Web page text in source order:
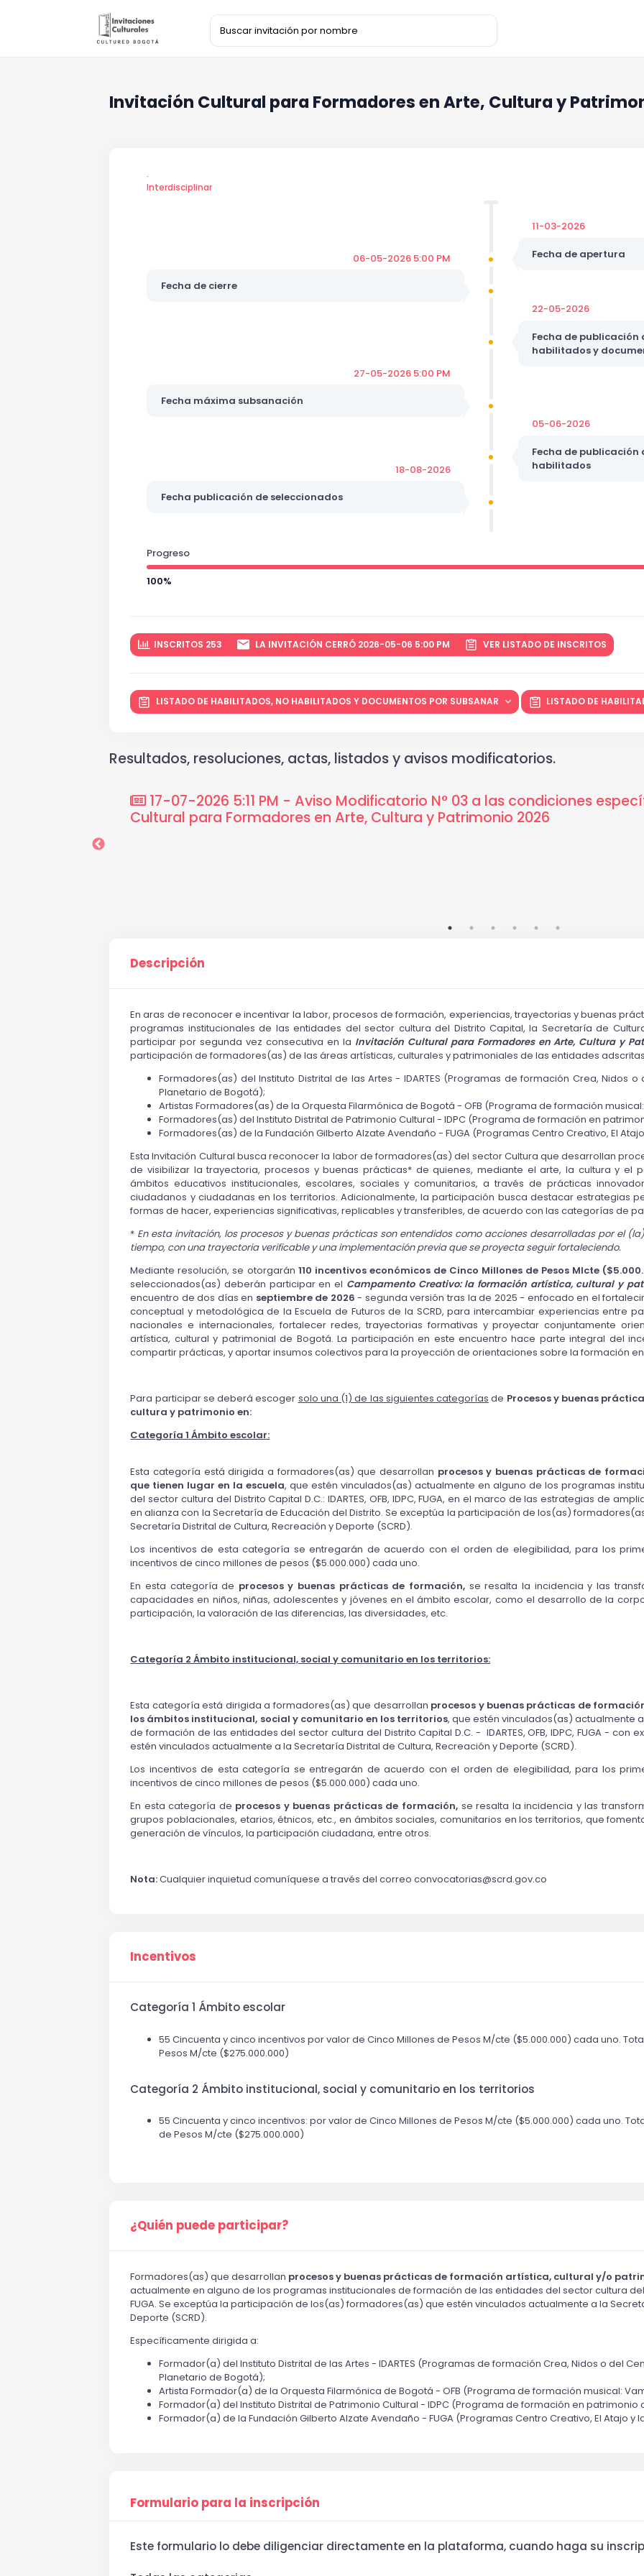
Invitación Cultural para Formadores en Arte, Cultura y
.
Interdisciplinar
11-03-2026
Fecha de apertura
06-05-2026 5:00 PM
Fecha de cierre
22-05-2026
Fecha de
habilitados y
27-05-2026 5:00 PM
Fecha máxima subsanación
05-06-2026
Fecha de
habilitados
18-08-2026
Fecha publicación de seleccionados
Progreso
100%
INSCRITOS 253 LA INVITACIÓN CERRÓ 2026-05-06 5:00 PM VER LISTADO DE INSCRITOS
LISTADO DE HABILITADOS, NO HABILITADOS Y DOCUMENTOS POR SUBSANAR LISTADO DE
Resultados, resoluciones, actas, listados y avisos modificatorios.
17-07-2026 5:11 PM - Aviso Modificatorio N° 03 a las condiciones
Cultural para Formadores en Arte, Cultura y Patrimonio 2026
Descripción
En aras de reconocer e incentivar la labor, procesos de formación, experiencias, trayectorias y buenas
programas institucionales de las entidades del sector cultura del Distrito Capital, la Secretaría de
participar por segunda vez consecutiva en la Invitación Cultural para Formadores en Arte, Cultura y
participación de formadores(as) de las áreas artísticas, culturales y patrimoniales de las entidades adscritas
Formadores(as) del Instituto Distrital de las Artes - IDARTES (Programas de formación Crea, Nidos
Planetario de Bogotá);
Artistas Formadores(as) de la Orquesta Filarmónica de Bogotá - OFB (Programa de formación
Formadores(as) del Instituto Distrital de Patrimonio Cultural - IDPC (Programa de formación en
Formadores(as) de la Fundación Gilberto Alzate Avendaño - FUGA (Programas Centro Creativo, El
Esta Invitación Cultural busca reconocer la labor de formadores(as) del sector Cultura que desarrollan
de visibilizar la trayectoria, procesos y buenas prácticas* de quienes, mediante el arte, la cultura y el
ámbitos educativos institucionales, escolares, sociales y comunitarios, a través de prácticas
ciudadanos y ciudadanas en los territorios. Adicionalmente, la participación busca destacar estrategias
formas de hacer, experiencias significativas, replicables y transferibles, de acuerdo con las categorías de
* En esta invitación, los procesos y buenas prácticas son entendidos como acciones desarrolladas por el
tiempo, con una trayectoria verificable y una implementación previa que se proyecta seguir fortaleciendo.
Mediante resolución, se otorgarán 110 incentivos económicos de Cinco Millones de Pesos Mlcte
seleccionados(as) deberán participar en el Campamento Creativo: la formación artística, cultural y
encuentro de dos días en septiembrede 2026 - segunda versión tras la de 2025 - enfocado en el
conceptual y metodológica de la Escuela de Futuros de la SCRD, para intercambiar experiencias entre
nacionales e internacionales, fortalecer redes, trayectorias formativas y proyectar conjuntamente
artística, cultural y patrimonial de Bogotá. La participación en este encuentro hace parte integral del
compartir prácticas, y aportar insumos colectivos para la proyección de orientaciones sobre la formación
Para participar se deberá escoger solo una (1) de las siguientes categorías de Procesos y buenas
cultura y patrimonio en:
Categoría 1 Ámbito escolar:
Esta categoría está dirigida a formadores(as) que desarrollan procesos y buenas prácticas de
que tienen lugar en la escuela, que estén vinculados(as) actualmente en alguno de los programas
del sector cultura del Distrito Capital D.C.: IDARTES, OFB, IDPC, FUGA, en el marco de las estrategias de
en alianza con la Secretaría de Educación del Distrito. Se exceptúa la participación de los(as)
Secretaría Distrital de Cultura, Recreación y Deporte (SCRD).
Los incentivos de esta categoría se entregarán de acuerdo con el orden de elegibilidad, para los
incentivos de cinco millones de pesos ($5.000.000) cada uno.
En esta categoría de procesos y buenas prácticas de formación, se resalta la incidencia y las
capacidades en niños, niñas, adolescentes y jóvenes en el ámbito escolar, como el desarrollo de la
participación, la valoración de las diferencias, las diversidades, etc.
Categoría 2 Ámbito institucional, social y comunitario en los territorios:
Esta categoría está dirigida a formadores(as) que desarrollan procesos y buenas prácticas de
los ámbitos institucional, social y comunitario en los territorios, que estén vinculados(as) actualmente
de formación de las entidades del sector cultura del Distrito Capital D.C. - IDARTES, OFB, IDPC, FUGA -
estén vinculados actualmente a la Secretaría Distrital de Cultura, Recreación y Deporte (SCRD).
Los incentivos de esta categoría se entregarán de acuerdo con el orden de elegibilidad, para los
incentivos de cinco millones de pesos ($5.000.000) cada uno.
En esta categoría de procesos y buenas prácticas de formación, se resalta la incidencia y las
grupos poblacionales, etarios, étnicos, etc., en ámbitos sociales, comunitarios en los territorios, que
generación de vínculos, la participación ciudadana, entre otros.
Nota:Cualquier inquietud comuníquese a través del correo convocatorias@scrd.gov.co
Incentivos
Categoría 1 Ámbito escolar
55 Cincuenta y cinco incentivos por valor de Cinco Millones de Pesos M/cte ($5.000.000) cada uno.
Pesos M/cte ($275.000.000)
Categoría 2 Ámbito institucional, social y comunitario en los territorios
55 Cincuenta y cinco incentivos: por valor de Cinco Millones de Pesos M/cte ($5.000.000) cada uno.
de Pesos M/cte ($275.000.000)
¿Quién puede participar?
Formadores(as) que desarrollan procesos y buenas prácticas de formación artística, cultural y/o
actualmente en alguno de los programas institucionales de formación de las entidades del sector cultura del
FUGA. Se exceptúa la participación de los(as) formadores(as) que estén vinculados actualmente a la
Deporte (SCRD).
Específicamente dirigida a:
Formador(a) del Instituto Distrital de las Artes - IDARTES (Programas de formación Crea, Nidos o del
Planetario de Bogotá);
Artista Formador(a) de la Orquesta Filarmónica de Bogotá - OFB (Programa de formación musical:
Formador(a) del Instituto Distrital de Patrimonio Cultural - IDPC (Programa de formación en patrimonio
Formador(a) de la Fundación Gilberto Alzate Avendaño - FUGA (Programas Centro Creativo, El Atajo y
Formulario para la inscripción
Este formulario lo debe diligenciar directamente en la plataforma, cuando haga su